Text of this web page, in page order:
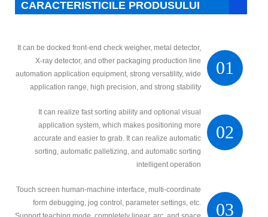
CARACTERISTICILE PRODUSULUI
01
It can be docked front-end check weigher, metal detector,
X-ray detector, and other packaging production line
automation application equipment, strong versatility, wide
application range, high precision, and strong stability
02
It can realize fast sorting ability and optional visual
application system, which makes positioning more
accurate and easier to grab. It can realize automatic
sorting, automatic palletizing, and automatic sorting
intelligent operation
03
Touch screen human-machine interface, multi-coordinate
form debugging, jog control, parameter settings, etc.